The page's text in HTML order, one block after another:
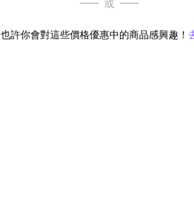
或
也許你會對這些價格優惠中的商品感興趣！